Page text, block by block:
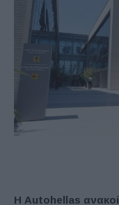
Η Autohellas